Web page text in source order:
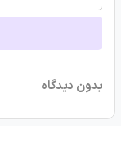
بدون دیدگاه